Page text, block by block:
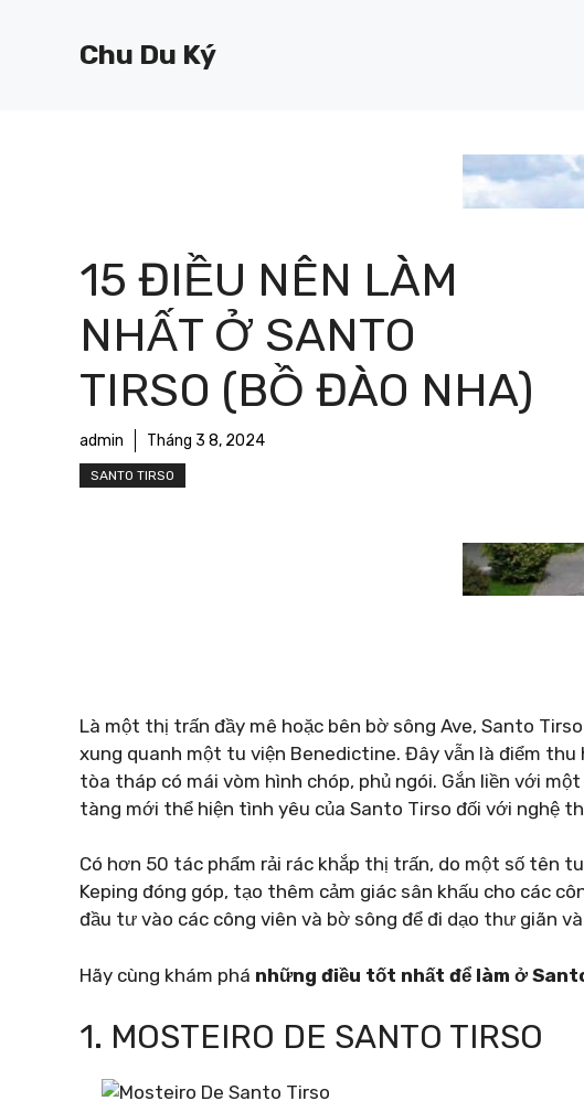
Chu Du Ký
15 ĐIỀU NÊN LÀM
NHẤT Ở SANTO
TIRSO (BỒ ĐÀO NHA)
admin Tháng 3 8, 2024
SANTO TIRSO
Là một thị trấn đầy mê hoặc bên bờ sông Ave, Santo
xung quanh một tu viện Benedictine. Đây vẫn là điểm
tòa tháp có mái vòm hình chóp, phủ ngói. Gắn liền với
tàng mới thể hiện tình yêu của Santo Tirso đối với nghệ
Có hơn 50 tác phẩm rải rác khắp thị trấn, do một số tên
Keping đóng góp, tạo thêm cảm giác sân khấu cho các
đầu tư vào các công viên và bờ sông để đi dạo thư giãn
Hãy cùng khám phá những điều tốt nhất để làm ở
1. MOSTEIRO DE SANTO TIRSO